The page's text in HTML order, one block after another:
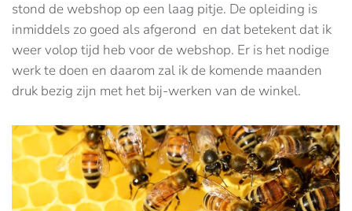
stond de webshop op een laag pitje. De opleiding is
inmiddels zo goed als afgerond en dat betekent dat ik
weer volop tijd heb voor de webshop. Er is het nodige
werk te doen en daarom zal ik de komende maanden
druk bezig zijn met het bij-werken van de winkel.